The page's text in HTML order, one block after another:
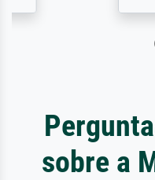
sobre a